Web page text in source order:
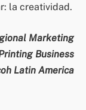
la creatividad.
Marketing
Business
Latin America